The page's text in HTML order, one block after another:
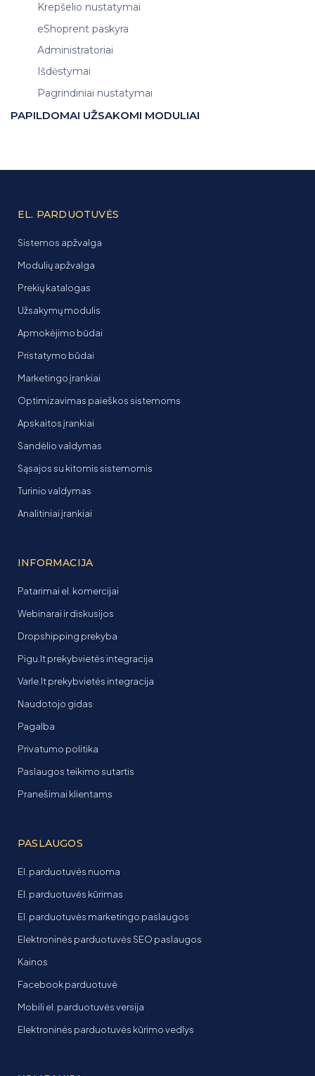
Krepšelio nustatymai
eShoprent paskyra
Administratoriai
Išdėstymai
Pagrindiniai nustatymai
PAPILDOMAI UŽSAKOMI MODULIAI
EL. PARDUOTUVĖS
Sistemos apžvalga
Modulių apžvalga
Prekių katalogas
Užsakymų modulis
Apmokėjimo būdai
Pristatymo būdai
Marketingo įrankiai
Optimizavimas paieškos sistemoms
Apskaitos įrankiai
Sandėlio valdymas
Sąsajos su kitomis sistemomis
Turinio valdymas
Analitiniai įrankiai
INFORMACIJA
Patarimai el. komercijai
Webinarai ir diskusijos
Dropshipping prekyba
Pigu.lt prekybvietės integracija
Varle.lt prekybvietės integracija
Naudotojo gidas
Pagalba
Privatumo politika
Paslaugos teikimo sutartis
Pranešimai klientams
PASLAUGOS
El. parduotuvės nuoma
El. parduotuvės kūrimas
El. parduotuvės marketingo paslaugos
Elektroninės parduotuvės SEO paslaugos
Kainos
Facebook parduotuvė
Mobili el. parduotuvės versija
Elektroninės parduotuvės kūrimo vedlys